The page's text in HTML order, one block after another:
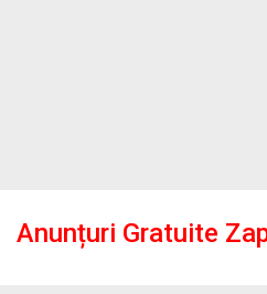
Anunțuri Gratuite